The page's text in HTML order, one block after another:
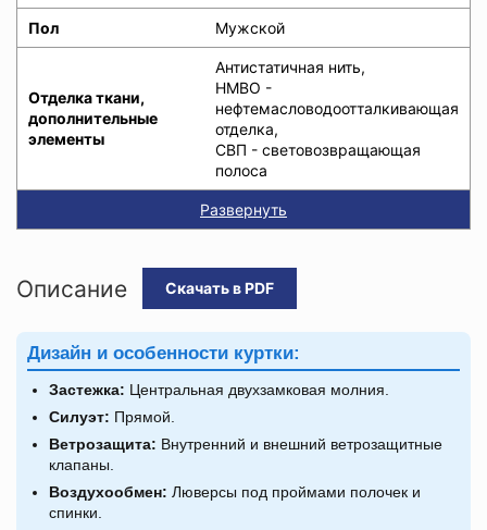
Пол Мужской
Отделка ткани,
дополнительные
элементы
Антистатичная нить,
НМВО -
нефтемасловодоотталкивающая
отделка,
СВП - световозвращающая
полоса
Развернуть
Описание Скачать в PDF
Дизайн и особенности куртки:
Застежка: Центральная двухзамковая молния.
Силуэт: Прямой.
Ветрозащита: Внутренний и внешний ветрозащитные
клапаны.
Воздухообмен: Люверсы под проймами полочек и
спинки.